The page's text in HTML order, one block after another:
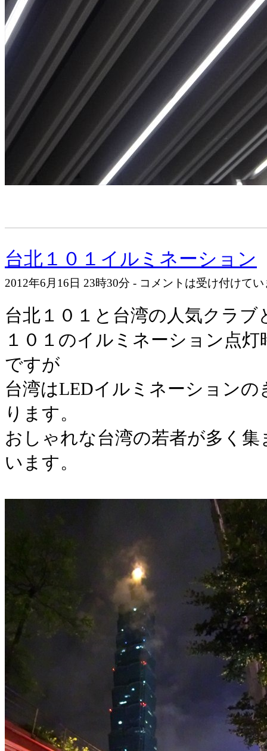
台北１０１イルミネーション
2012年6月16日 23時30分 - コメントは受け付けて
台北１０１と台湾の人気クラブ
１０１のイルミネーション点
ですが
台湾はLEDイルミネーション
ります。
おしゃれな台湾の若者が多く
います。